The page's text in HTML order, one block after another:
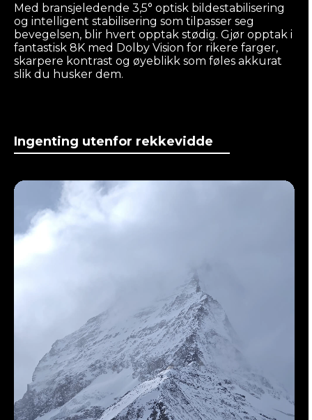
Med bransjeledende 3,5° optisk bildestabilisering
og intelligent stabilisering som tilpasser seg
bevegelsen, blir hvert opptak stødig. Gjør opptak i
fantastisk 8K med Dolby Vision for rikere farger,
skarpere kontrast og øyeblikk som føles akkurat
slik du husker dem.
Ingenting utenfor rekkevidde